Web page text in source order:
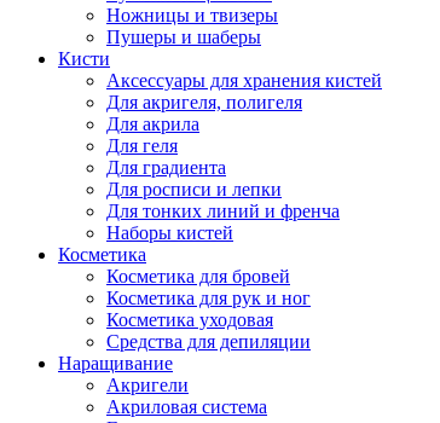
Ножницы и твизеры
Пушеры и шаберы
Кисти
Аксессуары для хранения кистей
Для акригеля, полигеля
Для акрила
Для геля
Для градиента
Для росписи и лепки
Для тонких линий и френча
Наборы кистей
Косметика
Косметика для бровей
Косметика для рук и ног
Косметика уходовая
Средства для депиляции
Наращивание
Акригели
Акриловая система